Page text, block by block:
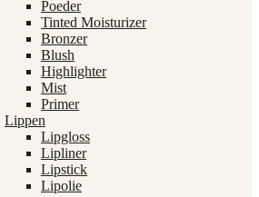
Poeder
Tinted Moisturizer
Bronzer
Blush
Highlighter
Mist
Primer
Lippen
Lipgloss
Lipliner
Lipstick
Lipolie